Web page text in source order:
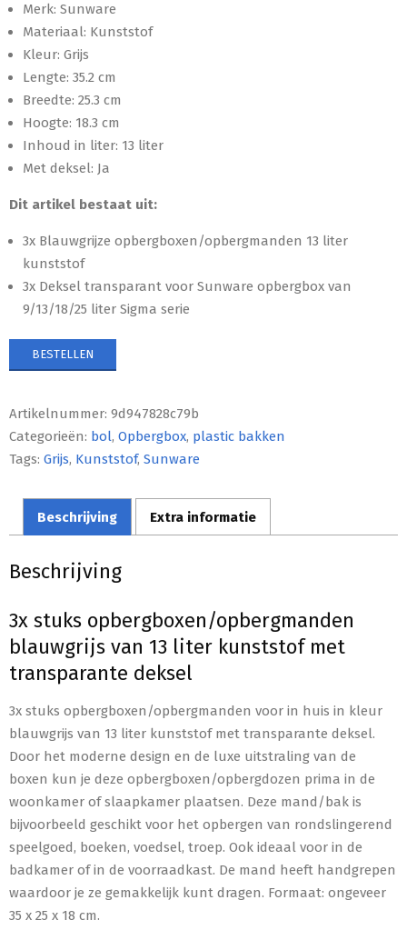
Merk: Sunware
Materiaal: Kunststof
Kleur: Grijs
Lengte: 35.2 cm
Breedte: 25.3 cm
Hoogte: 18.3 cm
Inhoud in liter: 13 liter
Met deksel: Ja
Dit artikel bestaat uit:
3x Blauwgrijze opbergboxen/opbergmanden 13 liter
kunststof
3x Deksel transparant voor Sunware opbergbox van
9/13/18/25 liter Sigma serie
BESTELLEN
Artikelnummer: 9d947828c79b
Categorieën: bol, Opbergbox, plastic bakken
Tags: Grijs, Kunststof, Sunware
Beschrijving Extra informatie
Beschrijving
3x stuks opbergboxen/opbergmanden
blauwgrijs van 13 liter kunststof met
transparante deksel
3x stuks opbergboxen/opbergmanden voor in huis in kleur
blauwgrijs van 13 liter kunststof met transparante deksel.
Door het moderne design en de luxe uitstraling van de
boxen kun je deze opbergboxen/opbergdozen prima in de
woonkamer of slaapkamer plaatsen. Deze mand/bak is
bijvoorbeeld geschikt voor het opbergen van rondslingerend
speelgoed, boeken, voedsel, troep. Ook ideaal voor in de
badkamer of in de voorraadkast. De mand heeft handgrepen
waardoor je ze gemakkelijk kunt dragen. Formaat: ongeveer
35 x 25 x 18 cm.